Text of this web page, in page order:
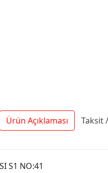
Ürün Açıklaması Taksit
S1 NO:41